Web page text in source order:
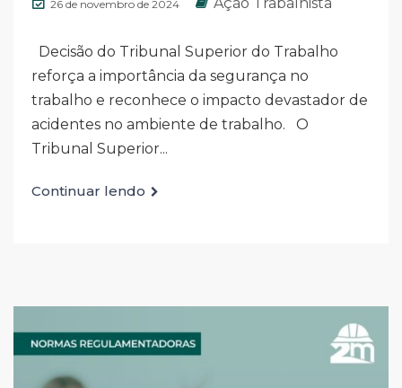
26 de novembro de 2024
Decisão do Tribunal Superior do Trabalho
reforça a importância da segurança no
trabalho e reconhece o impacto devastador de
acidentes no ambiente de trabalho. O
Tribunal Superior...
Continuar lendo